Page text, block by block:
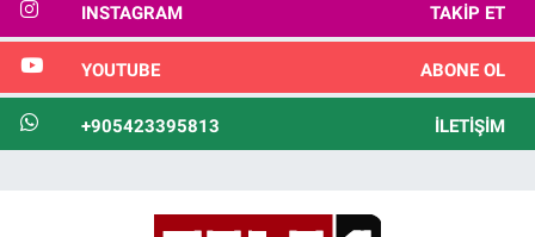
INSTAGRAM TAKIP ET
YOUTUBE ABONE OL
+905423395813 İLETIŞIM